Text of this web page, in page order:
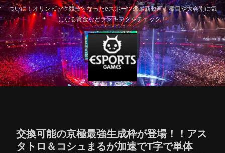
ついに！オリンピック競技となったeスポーツの最新動画！種目や大会別に気
になる賞金などランキングをチェック！
交換可能の京極最強生成枠が登場！！アス
タトロ＆コシュまるが加速でT字で単体